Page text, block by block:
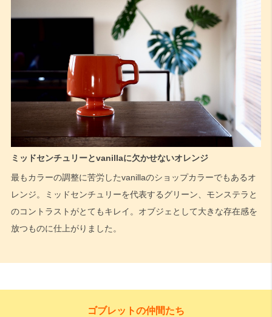
ミッドセンチュリーとvanillaに欠かせないオレンジ
最もカラーの調整に苦労したvanillaのショップカラーでもあるオ
レンジ。ミッドセンチュリーを代表するグリーン、モンステラと
のコントラストがとてもキレイ。オブジェとして大きな存在感を
放つものに仕上がりました。
ゴブレットの仲間たち